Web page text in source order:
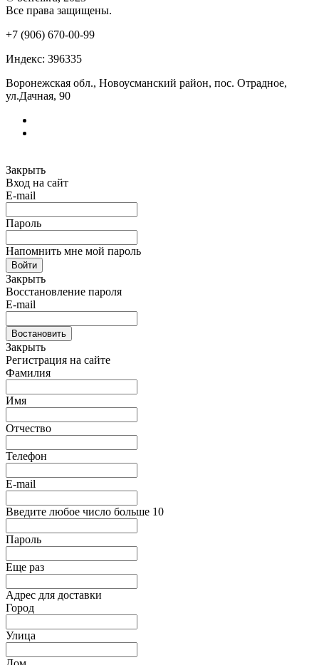
Все права защищены.
+7 (906) 670-00-99
Индекс: 396335
Воронежская обл., Новоусманский район, пос. Отрадное,
ул.Дачная, 90
Закрыть
Вход на сайт
E-mail
Пароль
Напомнить мне мой пароль
Войти
Закрыть
Восстановление пароля
E-mail
Востановить
Закрыть
Регистрация на сайте
Фамилия
Имя
Отчество
Телефон
E-mail
Введите любое число больше 10
Пароль
Еще раз
Адрес для доставки
Город
Улица